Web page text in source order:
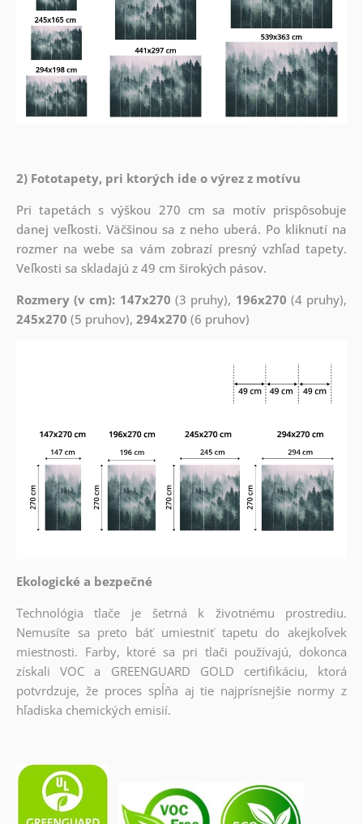
2) Fototapety, pri ktorých ide o výrez z motívu
Pri tapetách s výškou 270 cm sa motív prispôsobuje
danej veľkosti. Väčšinou sa z neho uberá. Po kliknutí na
rozmer na webe sa vám zobrazí presný vzhľad tapety.
Veľkosti sa skladajú z 49 cm širokých pásov.
Rozmery (v cm): 147x270 (3 pruhy), 196x270 (4 pruhy),
245x270 (5 pruhov), 294x270 (6 pruhov)
Ekologické a bezpečné
Technológia tlače je šetrná k životnému prostrediu.
Nemusíte sa preto báť umiestniť tapetu do akejkoľvek
miestnosti. Farby, ktoré sa pri tlači používajú, dokonca
získali VOC a GREENGUARD GOLD certifikáciu, ktorá
potvrdzuje, že proces spĺňa aj tie najprísnejšie normy z
hľadiska chemických emisií.